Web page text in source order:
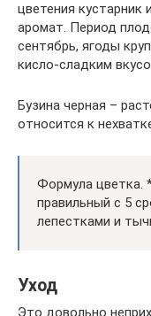
цветения
аромат. Период
сентябрь, ягоды
кисло-сладким
Бузина черная –
относится к
Формула цветка.
правильный с 5
лепестками и
Уход
Это довольно